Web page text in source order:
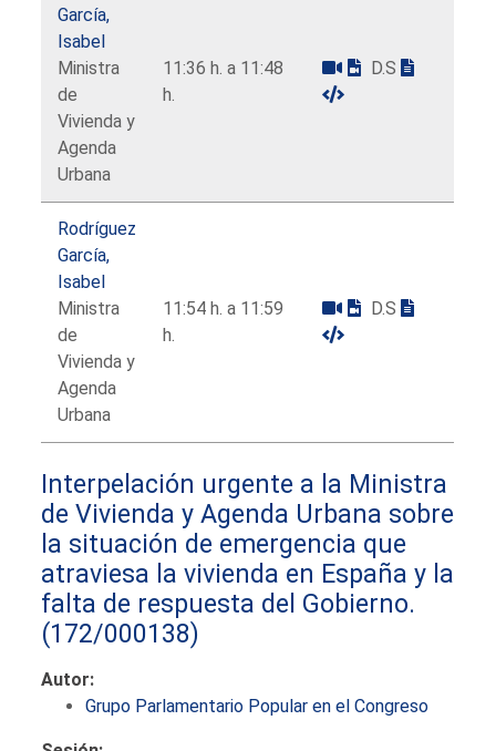
García,
Isabel
Ministra
de
Vivienda y
Agenda
Urbana
11:36 h. a 11:48
h.
D.S
Rodríguez
García,
Isabel
Ministra
de
Vivienda y
Agenda
Urbana
11:54 h. a 11:59
h.
D.S
Interpelación urgente a la Ministra
de Vivienda y Agenda Urbana sobre
la situación de emergencia que
atraviesa la vivienda en España y la
falta de respuesta del Gobierno.
(172/000138)
Autor:
Grupo Parlamentario Popular en el Congreso